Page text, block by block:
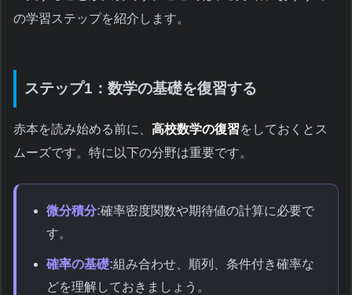
の学習ステップを紹介します。
ステップ1：数学の基礎を復習する
赤本を読み始める前に、 高校数学の復習をしておくとス
ムーズです。特に以下の分野は重要です。
微分積分:確率密度関数や期待値の計算に必要で
す。
確率の基礎:組み合わせ、順列、条件付き確率な
どを理解しておきましょう。